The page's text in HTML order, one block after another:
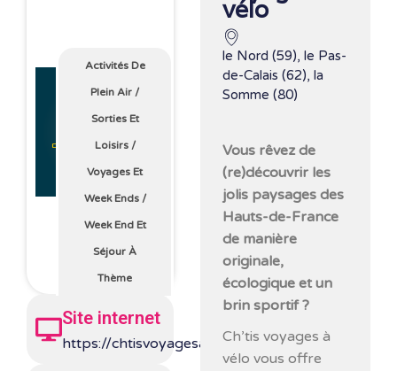
Activités De
Plein Air /
Sorties Et
Loisirs/
Voyages Et
Week Ends/
Week End Et
Séjour À
Thème
Site internet
https://chtisvoyagesavelo.com/
vélo
le Nord (59), le Pas-
de-Calais (62), la
Somme (80)
Vous rêvez de
(re)découvrir les
jolis paysages des
Hauts-de-France
de manière
originale,
écologique et un
brin sportif ?
Ch’tis voyages à
vélo vous offre